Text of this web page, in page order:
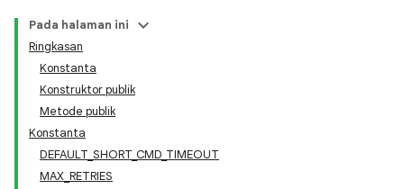
Pada halaman ini
Ringkasan
Konstanta
Konstruktor publik
Metode publik
Konstanta
DEFAULT_SHORT_CMD_TIMEOUT
MAX_RETRIES